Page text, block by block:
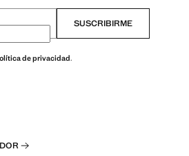
SUSCRIBIRME
de privacidad.